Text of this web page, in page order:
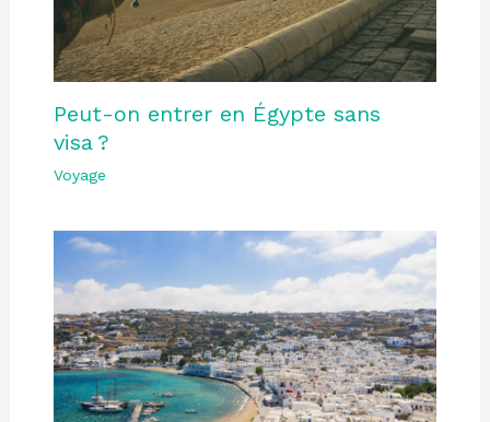
Peut-on entrer en Égypte sans
visa ?
Voyage